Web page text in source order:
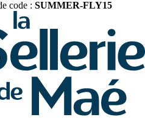
code : SUMMER-FLY15